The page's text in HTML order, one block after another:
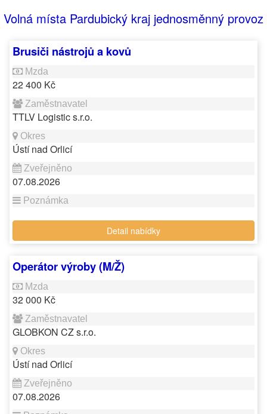
Volná místa Pardubický kraj jednosměnný provoz
Brusiči nástrojů a kovů
22 400 Kč
TTLV Logistic s.r.o.
Ústí nad Orlicí
07.08.2026
Detail nabídky
Operátor výroby (M/Ž)
32 000 Kč
GLOBKON CZ s.r.o.
Ústí nad Orlicí
07.08.2026